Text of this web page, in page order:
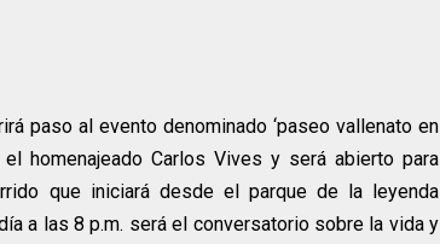
paso al evento denominado ‘paseo vallenato en
homenajeado Carlos Vives y será abierto para
que iniciará desde el parque de la leyenda
a las 8 p.m. será el conversatorio sobre la vida y